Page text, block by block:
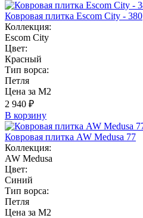
Ковровая плитка Escom City - 380
Коллекция:
Escom City
Цвет:
Красный
Тип ворса:
Петля
Цена за М2
2 940 ₽
В корзину
Ковровая плитка AW Medusa 77
Коллекция:
AW Medusa
Цвет:
Синий
Тип ворса:
Петля
Цена за М2